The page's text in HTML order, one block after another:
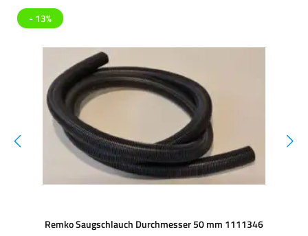
- 13%
Remko Saugschlauch Durchmesser 50 mm 1111346